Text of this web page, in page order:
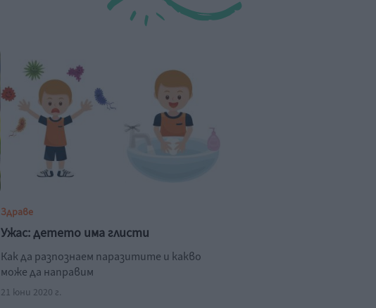
Здраве
Ужас: детето има глисти
Как да разпознаем паразитите и какво
може да направим
21 юни 2020 г.